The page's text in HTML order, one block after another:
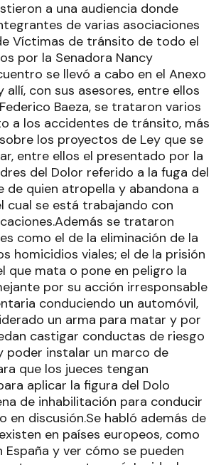
a una audiencia donde
de varias asociaciones
Víctimas de tránsito de todo el
por la Senadora Nancy
se llevó a cabo en el Anexo
allí, con sus asesores, entre ellos
Baeza, se trataron varios
a los accidentes de tránsito, más
los proyectos de Ley que se
entre ellos el presentado por la
del Dolor referido a la fuga del
de quien atropella y abandona a
cual se está trabajando con
se trataron
como el de la eliminación de la
homicidios viales; el de la prisión
que mata o pone en peligro la
por su acción irresponsable
conduciendo un automóvil,
un arma para matar y por
castigar conductas de riesgo
poder instalar un marco de
que los jueces tengan
aplicar la figura del Dolo
de inhabilitación para conducir
en discusión.Se habló además de
en países europeos, como
España y ver cómo se pueden